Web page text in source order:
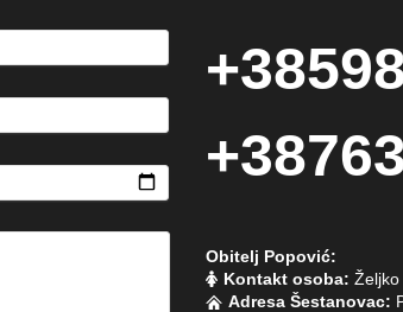
Obitelj Popović:
Kontakt osoba: Željko
Adresa Šestanovac: